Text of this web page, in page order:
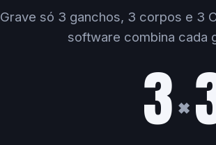
Grave só 3 ganchos, 3 corpos e 3
software combina cada
3×